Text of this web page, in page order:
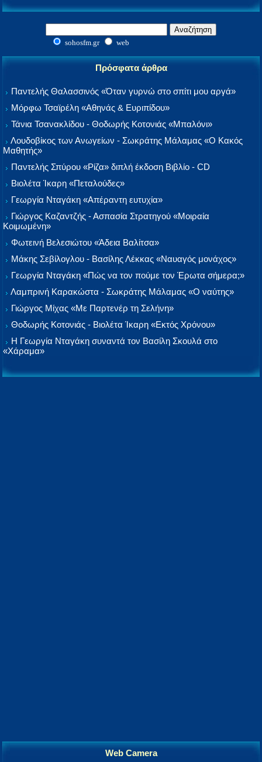
sohosfm.gr web
Πρόσφατα άρθρα
Παντελής Θαλασσινός «Όταν γυρνώ στο σπίτι μου αργά»
Μόρφω Τσαϊρέλη «Αθηνάς & Ευριπίδου»
Τάνια Τσανακλίδου - Θοδωρής Κοτονιάς «Μπαλόνι»
Λουδοβίκος των Ανωγείων - Σωκράτης Μάλαμας «Ο Κακός
Μαθητής»
Παντελής Σπύρου «Ρίζα» διπλή έκδοση Βιβλίο - CD
Βιολέτα Ίκαρη «Πεταλούδες»
Γεωργία Νταγάκη «Aπέραντη ευτυχία»
Γιώργος Καζαντζής - Ασπασία Στρατηγού «Μοιραία
Κοιμωμένη»
Φωτεινή Βελεσιώτου «Άδεια Βαλίτσα»
Μάκης Σεβίλογλου - Βασίλης Λέκκας «Ναυαγός μονάχος»
Γεωργία Νταγάκη «Πώς να τον πούμε τον Έρωτα σήμερα;»
Λαμπρινή Καρακώστα - Σωκράτης Μάλαμας «Ο ναύτης»
Γιώργος Μίχας «Με Παρτενέρ τη Σελήνη»
Θοδωρής Κοτονιάς - Βιολέτα Ίκαρη «Εκτός Χρόνου»
Η Γεωργία Νταγάκη συναντά τον Βασίλη Σκουλά στο
«Χάραμα»
Web Camera